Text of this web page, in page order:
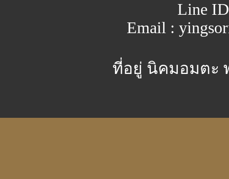
Line
Email :
ที่อยู่ นิคมอมตะ